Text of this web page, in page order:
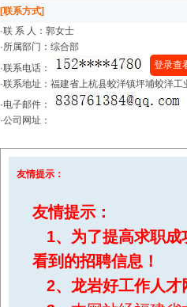
[联系方式]
·联 系 人： 郭女士
·所属部门：综合部
·联系电话：
登录查
·联系地址：福建省上杭县蛟洋镇坪埔蛟洋工
·电子邮件：
·公司网址：
友情提示：
友情提示：
1、为了提高求职成
看到的招聘信息！
2、 龙岩好工作人